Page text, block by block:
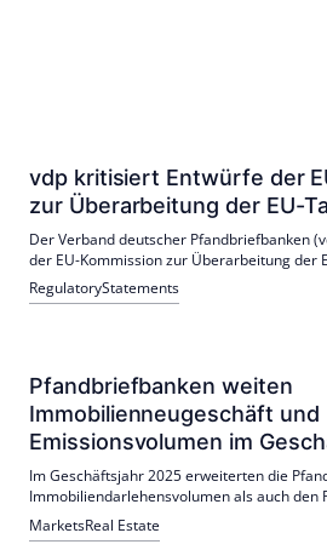
vdp kritisiert Entwürfe der
zur Überarbeitung der EU-
Der Verband deutscher Pfandbriefbanken
der EU-Kommission zur Überarbeitung der
praxisfern und zu komplex. Die Vorschläge
eher bremsen, die Anwendung in der
Verband vor einer vorzeitigen Verschärfung
und fordert funktionalere Definitionen für
RegulatoryStatements
Pfandbriefbanken weiten
Immobilienneugeschäft und
Emissionsvolumen im
Im Geschäftsjahr 2025 erweiterten die
Immobiliendarlehensvolumen als auch den
eines herausfordernden Marktumfelds.
die erfolgreiche Bewältigung des Jahres
MarketsReal Estate